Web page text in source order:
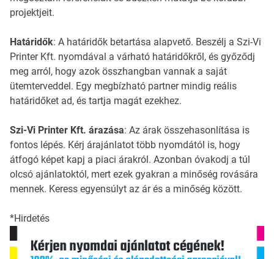
projektjeit.
Határidők: A határidők betartása alapvető. Beszélj a Szi-Vi
Printer Kft. nyomdával a várható határidőkről, és győződj
meg arról, hogy azok összhangban vannak a saját
ütemterveddel. Egy megbízható partner mindig reális
határidőket ad, és tartja magát ezekhez.
Szi-Vi Printer Kft. árazása: Az árak összehasonlítása is
fontos lépés. Kérj árajánlatot több nyomdától is, hogy
átfogó képet kapj a piaci árakról. Azonban óvakodj a túl
olcsó ajánlatoktól, mert ezek gyakran a minőség rovására
mennek. Keress egyensúlyt az ár és a minőség között.
*Hirdetés